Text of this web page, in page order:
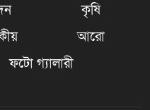
কৃষি
আরো
ফটো গ্যালারী